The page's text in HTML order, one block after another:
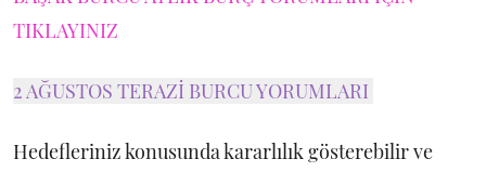
TIKLAYINIZ
2 AĞUSTOS TERAZİ BURCU YORUMLARI
Hedefleriniz konusunda kararlılık gösterebilir ve